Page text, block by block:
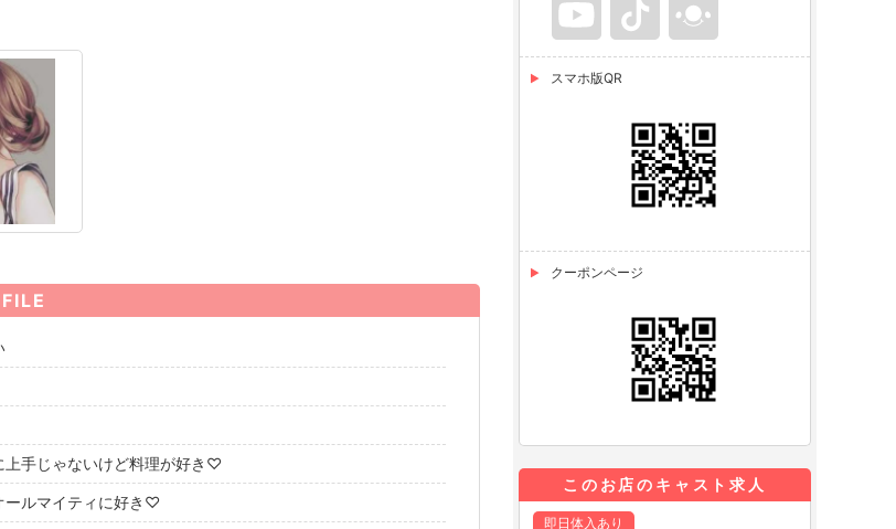
上手じゃないけど料理が好き♡
ールマイティに好き♡
スマホ版QR
クーポンページ
このお店のキャスト求人
即日体入あり